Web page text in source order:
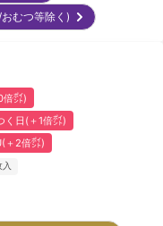
/おむつ等除く)
倍㌽)
く日(＋1倍㌽)
＋2倍㌽)
入